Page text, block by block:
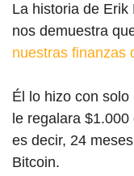
La historia de
nos demuestra
nuestras finanzas
Él lo hizo con
le regalara
es decir, 24
Bitcoin.